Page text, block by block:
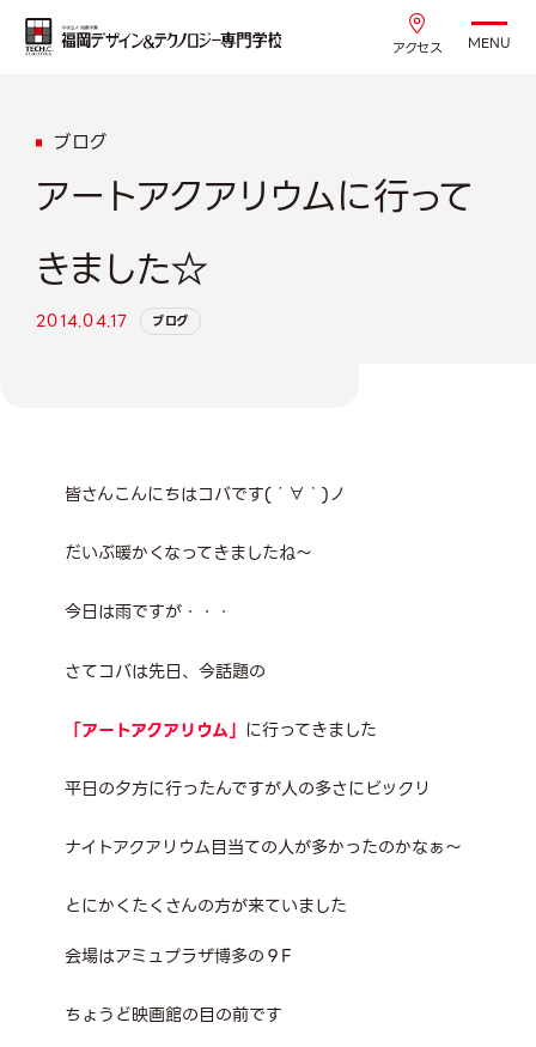
アクセス MENU
ブログ
アートアクアリウムに行って
きました☆
2014.04.17 ブログ
皆さんこんにちはコバです(´∀｀)ノ
だいぶ暖かくなってきましたね～
今日は雨ですが・・・
さてコバは先日、今話題の
「アートアクアリウム」 に行ってきました
平日の夕方に行ったんですが人の多さにビックリ
ナイトアクアリウム目当ての人が多かったのかなぁ～
とにかくたくさんの方が来ていました
会場はアミュプラザ博多の９F
ちょうど映画館の目の前です